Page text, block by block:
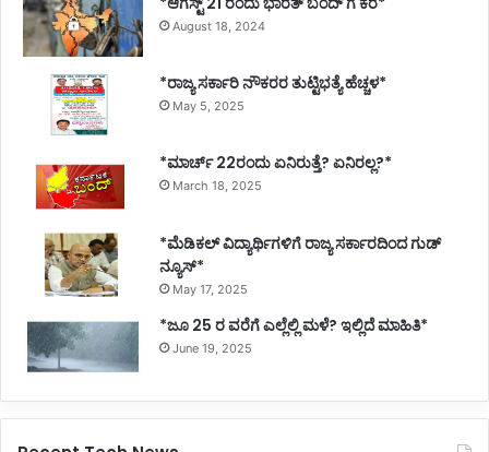
August 18, 2024
*ರಾಜ್ಯ ಸರ್ಕಾರಿ ನೌಕರರ ತುಟ್ಟಿಭತ್ಯೆ ಹೆಚ್ಚಳ*
May 5, 2025
*ಮಾರ್ಚ್ 22ರಂದು ಏನಿರುತ್ತೆ? ಏನಿರಲ್ಲ?*
March 18, 2025
*ಮೆಡಿಕಲ್ ವಿದ್ಯಾರ್ಥಿಗಳಿಗೆ ರಾಜ್ಯ ಸರ್ಕಾರದಿಂದ ಗುಡ್
ನ್ಯೂಸ್*
May 17, 2025
*ಜೂ 25 ರ ವರೆಗೆ ಎಲ್ಲೆಲ್ಲಿ ಮಳೆ? ಇಲ್ಲಿದೆ ಮಾಹಿತಿ*
June 19, 2025